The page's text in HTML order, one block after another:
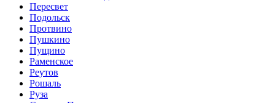
Пересвет
Подольск
Протвино
Пушкино
Пущино
Раменское
Реутов
Рошаль
Руза